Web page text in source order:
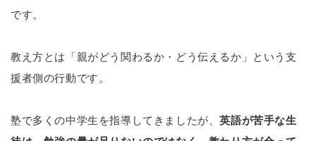
です。
教え方とは「親がどう関わるか・どう伝えるか」という支
援者側の行動です。
塾で多くの中学生を指導してきましたが、英語が苦手な生